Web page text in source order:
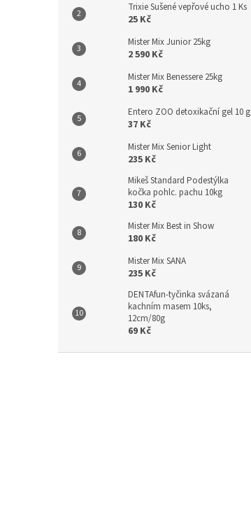
Trixie Sušené vepřové ucho 1 Ks
25 Kč
Mister Mix Junior 25kg
2 590 Kč
Mister Mix Benessere 25kg
1 990 Kč
Entero ZOO detoxikační gel 10 g
37 Kč
Mister Mix Senior Light
235 Kč
Mikeš Standard Podestýlka
kočka pohlc. pachu 10kg
130 Kč
Mister Mix Best in Show
180 Kč
Mister Mix SANA
235 Kč
DENTAfun-tyčinka svázaná
kachním masem 10ks,
12cm/80g
69 Kč